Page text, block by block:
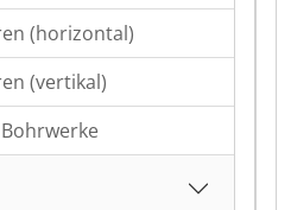
(horizontal)
(vertikal)